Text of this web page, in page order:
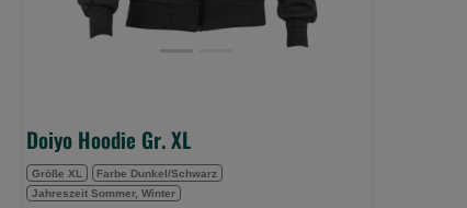
Doiyo Hoodie Gr. XL
Größe XL
Farbe Dunkel/Schwarz
Jahreszeit Sommer, Winter